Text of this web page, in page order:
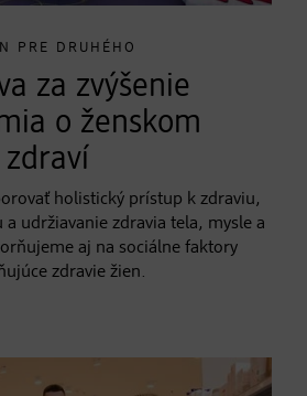
PRE DRUHÉHO
za zvýšenie
o ženskom
zdraví
holistický prístup k zdraviu,
a udržiavanie zdravia tela, mysle a
aj na sociálne faktory
zdravie žien.